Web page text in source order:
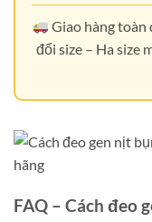
Giao hàng toàn
đổi size – Ha size
FAQ – Cách đeo